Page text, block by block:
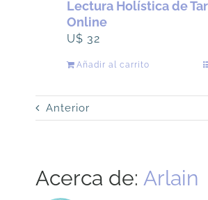
Lectura Holística de
Online
U$ 32
Añadir al carrito
Anterior
Acerca de:Arlain